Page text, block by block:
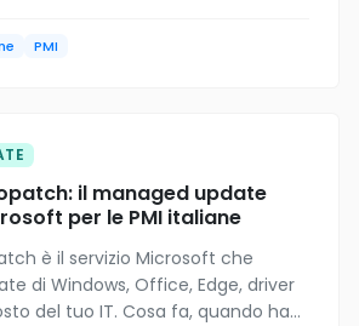
PMI
il managed update
per le PMI italiane
è il servizio Microsoft che
di Windows, Office, Edge, driver
del tuo IT. Cosa fa, quando ha